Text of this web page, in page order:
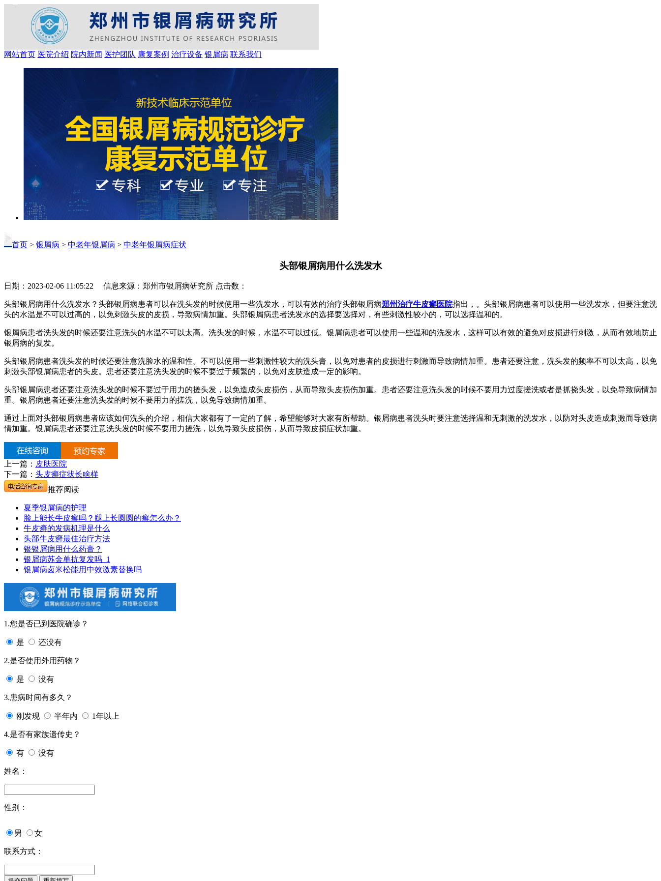
网站首页 医院介绍 院内新闻 医护团队 康复案例 治疗设备 银屑病 联系我们
首页 > 银屑病 > 中老年银屑病 > 中老年银屑病症状
头部银屑病用什么洗发水
日期：2023-02-06 11:05:22 信息来源：郑州市银屑病研究所 点击数：
头部银屑病用什么洗发水？头部银屑病患者可以在洗头发的时候使用一些洗发水，可以有效的治疗头部银屑病郑州治疗牛皮癣医院指出，。头部银屑病患者可以使用一些洗发水，但要注意洗
头的水温是不可以过高的，以免刺激头皮的皮损，导致病情加重。头部银屑病患者洗发水的选择要选择对，有些刺激性较小的，可以选择温和的。
银屑病患者洗头发的时候还要注意洗头的水温不可以太高。洗头发的时候，水温不可以过低。银屑病患者可以使用一些温和的洗发水，这样可以有效的避免对皮损进行刺激，从而有效地防止
银屑病的复发。
头部银屑病患者洗头发的时候还要注意洗脸水的温和性。不可以使用一些刺激性较大的洗头膏，以免对患者的皮损进行刺激而导致病情加重。患者还要注意，洗头发的频率不可以太高，以免
刺激头部银屑病患者的头皮。患者还要注意洗头发的时候不要过于频繁的，以免对皮肤造成一定的影响。
头部银屑病患者还要注意洗头发的时候不要过于用力的搓头发，以免造成头皮损伤，从而导致头皮损伤加重。患者还要注意洗头发的时候不要用力过度搓洗或者是抓挠头发，以免导致病情加
重。银屑病患者还要注意洗头发的时候不要用力的搓洗，以免导致病情加重。
通过上面对头部银屑病患者应该如何洗头的介绍，相信大家都有了一定的了解，希望能够对大家有所帮助。银屑病患者洗头时要注意选择温和无刺激的洗发水，以防对头皮造成刺激而导致病
情加重。银屑病患者还要注意洗头发的时候不要用力搓洗，以免导致头皮损伤，从而导致皮损症状加重。
上一篇： 皮肤医院
下一篇： 头皮癣症状长啥样
推荐阅读
夏季银屑病的护理
脸上能长牛皮癣吗？腿上长圆圆的癣怎么办？
牛皮癣的发病机理是什么
头部牛皮癣最佳治疗方法
银银屑病用什么药膏？
银屑病苏金单抗复发吗_1
银屑病卤米松能用中效激素替换吗
1.您是否已到医院确诊？
是 还没有
2.是否使用外用药物？
是 没有
3.患病时间有多久？
刚发现 半年内 1年以上
4.是否有家族遗传史？
有 没有
姓名：
性别：
男 女
联系方式：